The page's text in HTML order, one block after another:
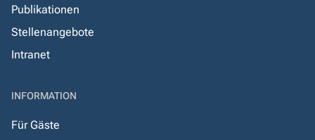
Publikationen
Stellenangebote
Intranet
INFORMATION
Für Gäste